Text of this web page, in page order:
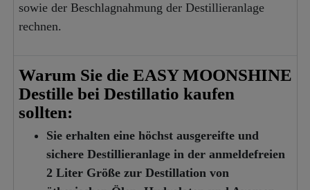
sowie der Beschlagnahmung der Destillieranlage
rechnen.
Warum Sie die EASY MOONSHINE
Destille bei Destillatio kaufen
sollten:
Sie erhalten eine höchst ausgereifte und
sichere Destillieranlage in der anmeldefreien
2 Liter Größe zur Destillation von